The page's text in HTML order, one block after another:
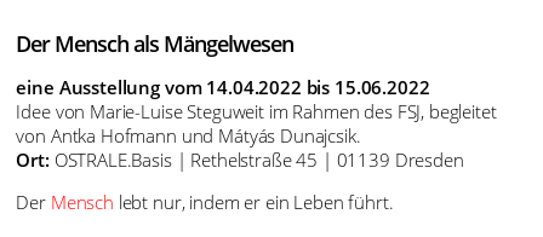
Der Mensch als Mängelwesen
eine Ausstellung vom 14.04.2022 bis 15.06.2022
Idee von Marie-Luise Steguweit im Rahmen des FSJ, begleitet
von Antka Hofmann und Mátyás Dunajcsik.
Ort: OSTRALE.Basis | Rethelstraße 45 | 01139 Dresden
Der Mensch lebt nur, indem er ein Leben führt.